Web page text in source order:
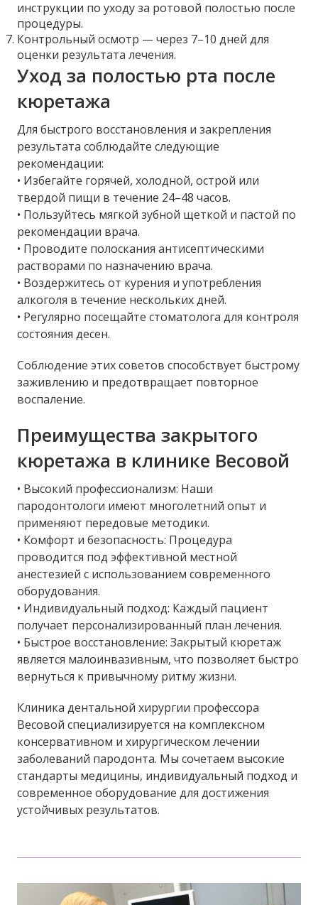
инструкции по уходу за ротовой полостью после
процедуры.
Контрольный осмотр — через 7–10 дней для
оценки результата лечения.
Уход за полостью рта после
кюретажа
Для быстрого восстановления и закрепления
результата соблюдайте следующие
рекомендации:
• Избегайте горячей, холодной, острой или
твердой пищи в течение 24–48 часов.
• Пользуйтесь мягкой зубной щеткой и пастой по
рекомендации врача.
• Проводите полоскания антисептическими
растворами по назначению врача.
• Воздержитесь от курения и употребления
алкоголя в течение нескольких дней.
• Регулярно посещайте стоматолога для контроля
состояния десен.
Соблюдение этих советов способствует быстрому
заживлению и предотвращает повторное
воспаление.
Преимущества закрытого
кюретажа в клинике Весовой
• Высокий профессионализм: Наши
пародонтологи имеют многолетний опыт и
применяют передовые методики.
• Комфорт и безопасность: Процедура
проводится под эффективной местной
анестезией с использованием современного
оборудования.
• Индивидуальный подход: Каждый пациент
получает персонализированный план лечения.
• Быстрое восстановление: Закрытый кюретаж
является малоинвазивным, что позволяет быстро
вернуться к привычному ритму жизни.
Клиника дентальной хирургии профессора
Весовой специализируется на комплексном
консервативном и хирургическом лечении
заболеваний пародонта. Мы сочетаем высокие
стандарты медицины, индивидуальный подход и
современное оборудование для достижения
устойчивых результатов.